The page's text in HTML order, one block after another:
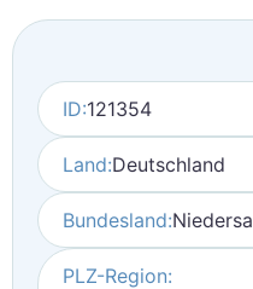
ID:121354
Land:Deutschland
Bundesland:
PLZ-Region: